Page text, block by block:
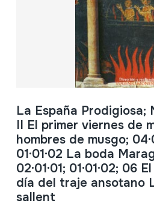
La España Prodigiosa;
II El primer viernes de
hombres de musgo;
01·01·02 La boda
02·01·01; 01·01·02; 06
día del traje ansotano
sallent